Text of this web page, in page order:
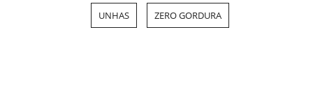
UNHAS ZERO GORDURA